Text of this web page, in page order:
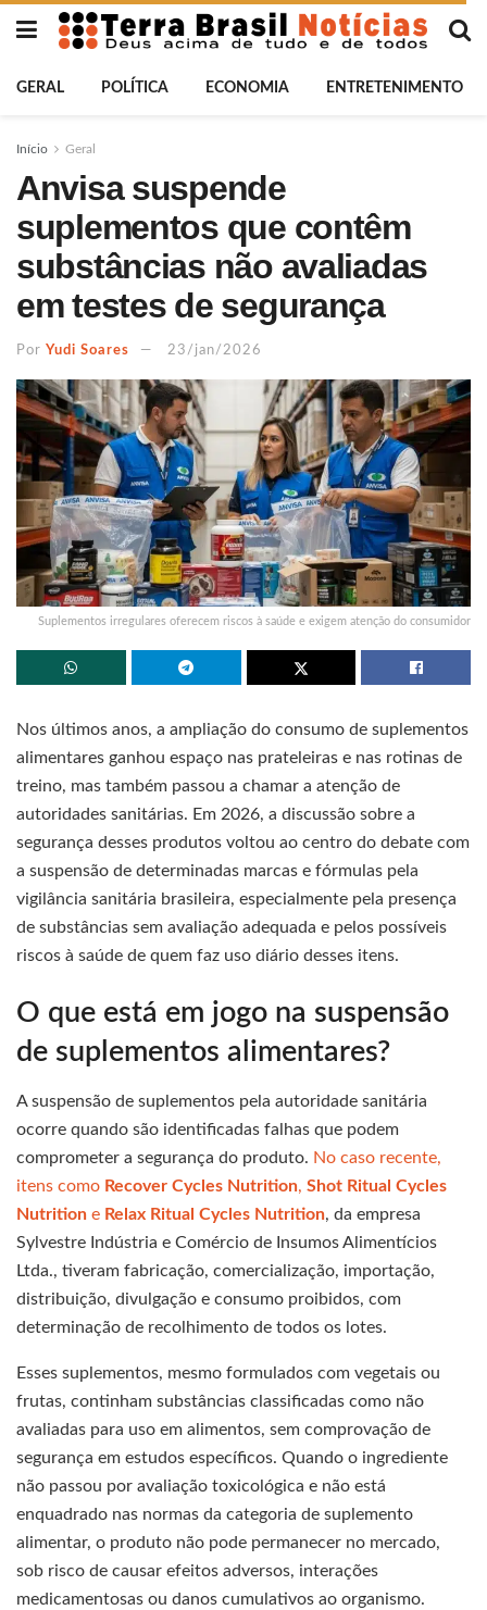
GERAL POLÍTICA ECONOMIA ENTRETENIMENTO
Início Geral
Anvisa suspende
suplementos que contêm
substâncias não avaliadas
em testes de segurança
Por Yudi Soares 23/jan/2026
Suplementos irregulares oferecem riscos à saúde e exigem atenção do consumidor
Nos últimos anos, a ampliação do consumo de suplementos
alimentares ganhou espaço nas prateleiras e nas rotinas de
treino, mas também passou a chamar a atenção de
autoridades sanitárias. Em 2026, a discussão sobre a
segurança desses produtos voltou ao centro do debate com
a suspensão de determinadas marcas e fórmulas pela
vigilância sanitária brasileira, especialmente pela presença
de substâncias sem avaliação adequada e pelos possíveis
riscos à saúde de quem faz uso diário desses itens.
O que está em jogo na suspensão
de suplementos alimentares?
A suspensão de suplementos pela autoridade sanitária
ocorre quando são identificadas falhas que podem
comprometer a segurança do produto. No caso recente,
itens como Recover Cycles Nutrition, Shot Ritual Cycles
Nutrition e Relax Ritual Cycles Nutrition, da empresa
Sylvestre Indústria e Comércio de Insumos Alimentícios
Ltda., tiveram fabricação, comercialização, importação,
distribuição, divulgação e consumo proibidos, com
determinação de recolhimento de todos os lotes.
Esses suplementos, mesmo formulados com vegetais ou
frutas, continham substâncias classificadas como não
avaliadas para uso em alimentos, sem comprovação de
segurança em estudos específicos. Quando o ingrediente
não passou por avaliação toxicológica e não está
enquadrado nas normas da categoria de suplemento
alimentar, o produto não pode permanecer no mercado,
sob risco de causar efeitos adversos, interações
medicamentosas ou danos cumulativos ao organismo.